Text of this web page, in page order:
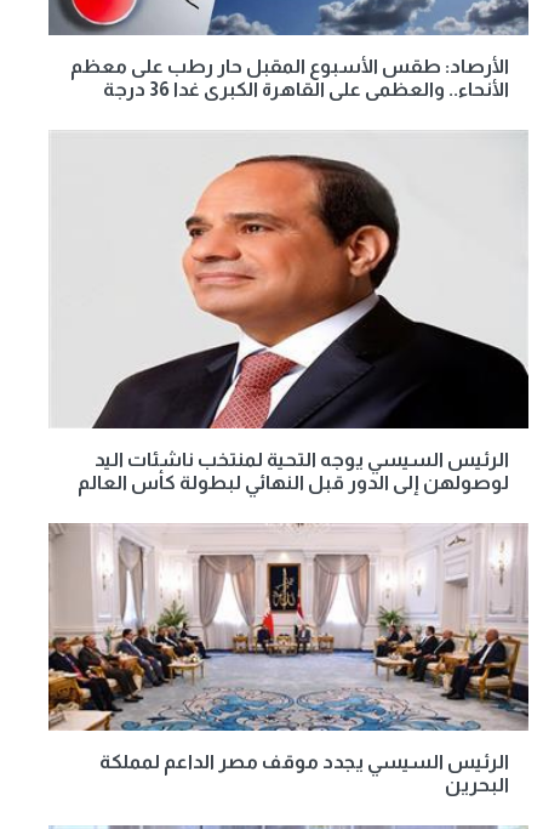
الأرصاد: طقس الأسبوع المقبل حار رطب على معظم
الأنحاء.. والعظمى على القاهرة الكبرى غدا 36 درجة
الرئيس السيسي يوجه التحية لمنتخب ناشئات اليد
لوصولهن إلى الدور قبل النهائي لبطولة كأس العالم
الرئيس السيسي يجدد موقف مصر الداعم لمملكة
البحرين